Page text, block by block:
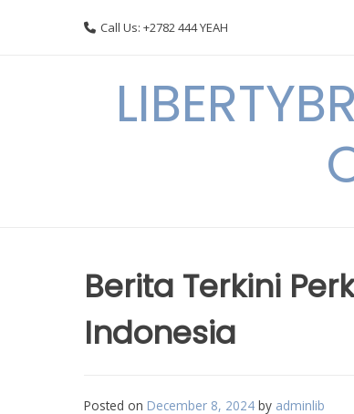
Call Us: +2782 444 YEAH
Berita Terkini
Indonesia
Posted on December 8, 2024 by adminlib